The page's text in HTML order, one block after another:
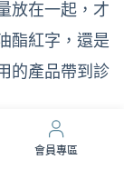
放在一起，才
酯紅字，還是
的產品帶到診
會員專區